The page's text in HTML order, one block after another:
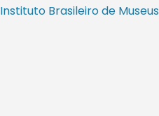
Instituto Brasileiro de Museus